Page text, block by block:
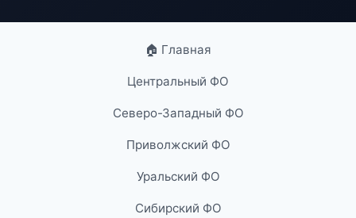
🏠 Главная
Центральный ФО
Северо-Западный ФО
Приволжский ФО
Уральский ФО
Сибирский ФО